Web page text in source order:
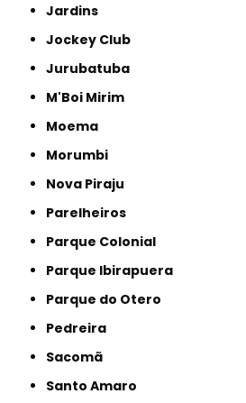
Jardins
Jockey Club
Jurubatuba
M'Boi Mirim
Moema
Morumbi
Nova Piraju
Parelheiros
Parque Colonial
Parque Ibirapuera
Parque do Otero
Pedreira
Sacomã
Santo Amaro